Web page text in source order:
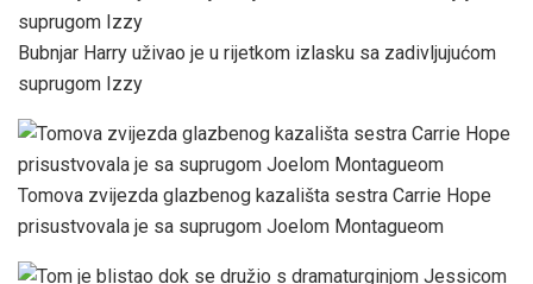
Bubnjar Harry uživao je u rijetkom izlasku sa zadivljujućom
suprugom Izzy
Tomova zvijezda glazbenog kazališta sestra Carrie Hope
prisustvovala je sa suprugom Joelom Montagueom